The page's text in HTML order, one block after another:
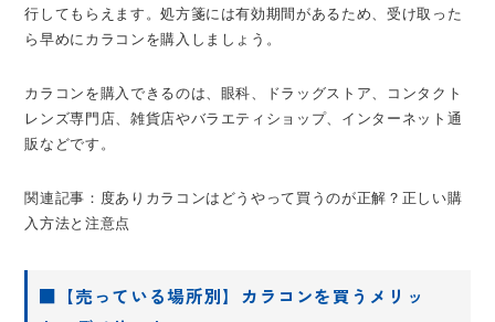
行してもらえます。処方箋には有効期間があるため、受け取った
ら早めにカラコンを購入しましょう。
カラコンを購入できるのは、眼科、ドラッグストア、コンタクト
レンズ専門店、雑貨店やバラエティショップ、インターネット通
販などです。
関連記事：度ありカラコンはどうやって買うのが正解？正しい購
入方法と注意点
■【売っている場所別】カラコンを買うメリッ